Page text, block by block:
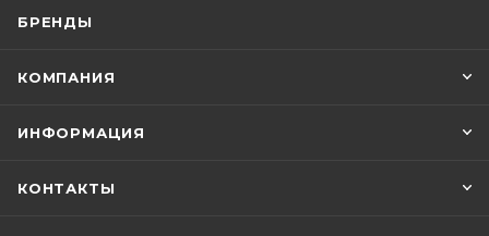
БРЕНДЫ
КОМПАНИЯ
ИНФОРМАЦИЯ
КОНТАКТЫ